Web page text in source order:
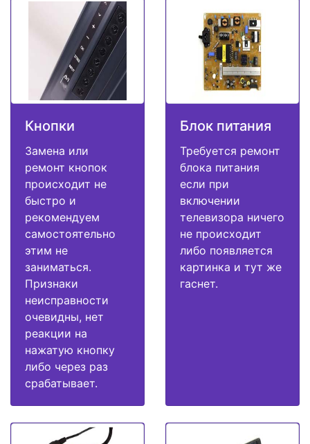
Кнопки
Замена или
ремонт кнопок
происходит не
быстро и
рекомендуем
самостоятельно
этим не
заниматься.
Признаки
неисправности
очевидны, нет
реакции на
нажатую кнопку
либо через раз
срабатывает.
Блок питания
Требуется ремонт
блока питания
если при
включении
телевизора ничего
не происходит
либо появляется
картинка и тут же
гаснет.